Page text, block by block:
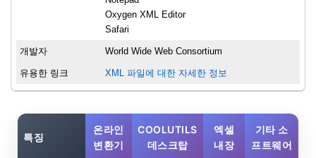
Oxygen XML Editor
Safari
개발자 World Wide Web Consortium
유용한 링크 XML 파일에 대한 자세한 정보
특징
온라인
변환기
COOLUTILS
데스크탑
엑셀
내장
기타 소
프트웨어